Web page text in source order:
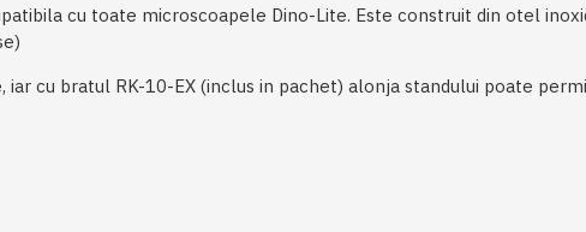
cu toate microscoapele Dino-Lite. Este construit din otel
cu bratul RK-10-EX (inclus in pachet) alonja standului poate